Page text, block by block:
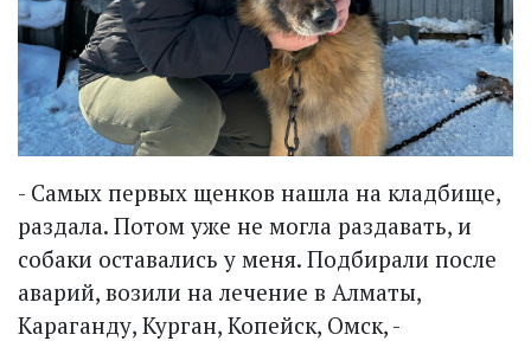
- Самых первых щенков нашла на кладбище,
раздала. Потом уже не могла раздавать, и
собаки оставались у меня. Подбирали после
аварий, возили на лечение в Алматы,
Караганду, Курган, Копейск, Омск, -